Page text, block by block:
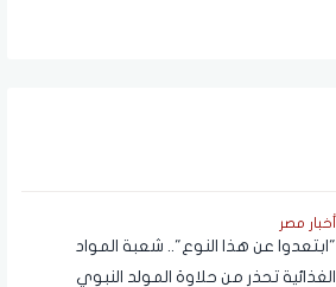
أخبار مصر
"ابتعدوا عن هذا النوع".. شعبة المواد
الغذائية تحذر من حلاوة المولد النبوي